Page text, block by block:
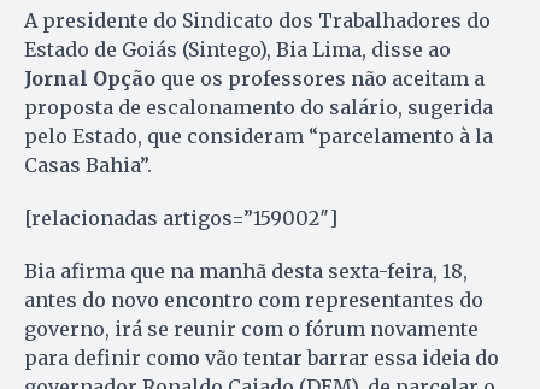
A presidente do Sindicato dos Trabalhadores do
Estado de Goiás (Sintego), Bia Lima, disse ao
Jornal Opção que os professores não aceitam a
proposta de escalonamento do salário, sugerida
pelo Estado, que consideram “parcelamento à la
Casas Bahia”.
[relacionadas artigos=”159002″]
Bia afirma que na manhã desta sexta-feira, 18,
antes do novo encontro com representantes do
governo, irá se reunir com o fórum novamente
para definir como vão tentar barrar essa ideia do